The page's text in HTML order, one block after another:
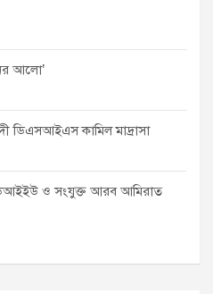
আলো’
ডিএসআইএস কামিল মাদ্রাসা
ডিআইইউ ও সংযুক্ত আরব আমিরাত